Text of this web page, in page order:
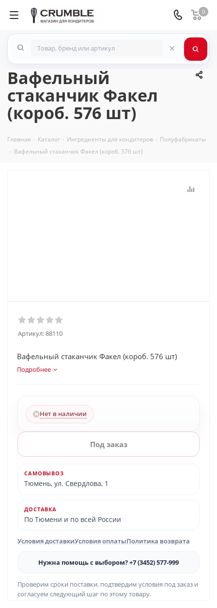
0
×
Вафельный
стаканчик Факел
(короб. 576 шт)
Главная - Каталог - Ингредиенты для кондитеров - Полуфабрикаты
- Вафельный стаканчик Факел (короб. 576 шт)
Артикул:88110
Вафельный стаканчик Факел (короб. 576 шт)
Подробнее
Нет в наличии
Под заказ
САМОВЫВОЗ
Тюмень, ул. Свердлова, 1
ДОСТАВКА
По Тюмени и по всей России
Условия доставкиУсловия оплатыПолитика возврата
Нужна помощь с выбором? +7 (3452) 577-999
Проверим сроки поставки, подтвердим условия под заказ и
согласуем следующий шаг по этому товару.